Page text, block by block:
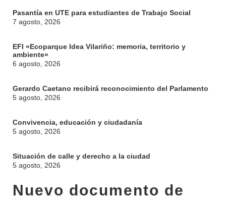
Pasantía en UTE para estudiantes de Trabajo Social
7 agosto, 2026
EFI «Ecoparque Idea Vilariño: memoria, territorio y
ambiente»
6 agosto, 2026
Gerardo Caetano recibirá reconocimiento del Parlamento
5 agosto, 2026
Convivencia, educación y ciudadanía
5 agosto, 2026
Situación de calle y derecho a la ciudad
5 agosto, 2026
Nuevo documento de